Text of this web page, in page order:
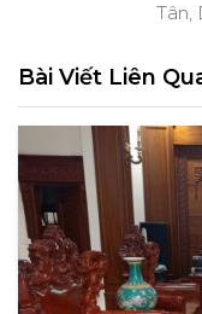
Tân,
Bài Viết Liên